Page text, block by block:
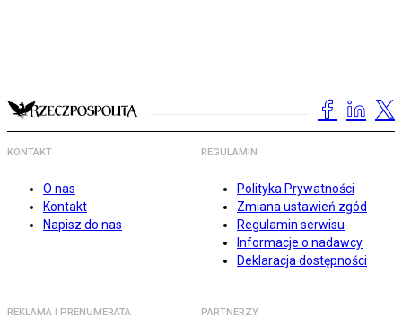
KONTAKT
O nas
Kontakt
Napisz do nas
REGULAMIN
Polityka Prywatności
Zmiana ustawień zgód
Regulamin serwisu
Informacje o nadawcy
Deklaracja dostępności
REKLAMA I PRENUMERATA PARTNERZY